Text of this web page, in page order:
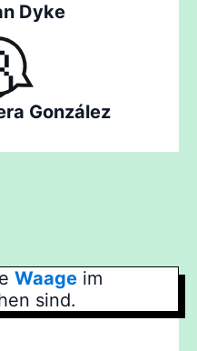
Dyke
González
Waage im
sind.